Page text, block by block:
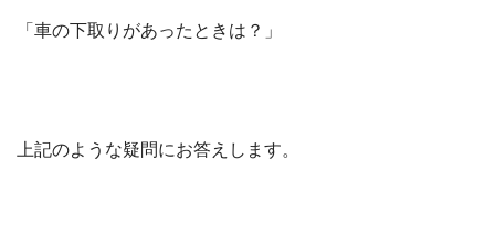
「車の下取りがあったときは？」
上記のような疑問にお答えします。